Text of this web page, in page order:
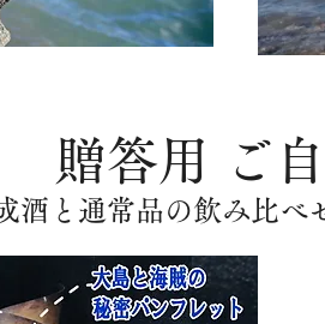
贈答用 ご
酒と通常品の飲み比べ